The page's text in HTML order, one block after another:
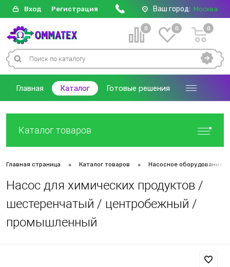
Вход Регистрация Ваш город: Москва
0 0 0
Главная Каталог Готовые решения
Каталог товаров
Главная страница • Каталог товаров • Насосное оборудование
Насос для химических продуктов /
шестеренчатый / центробежный /
промышленный